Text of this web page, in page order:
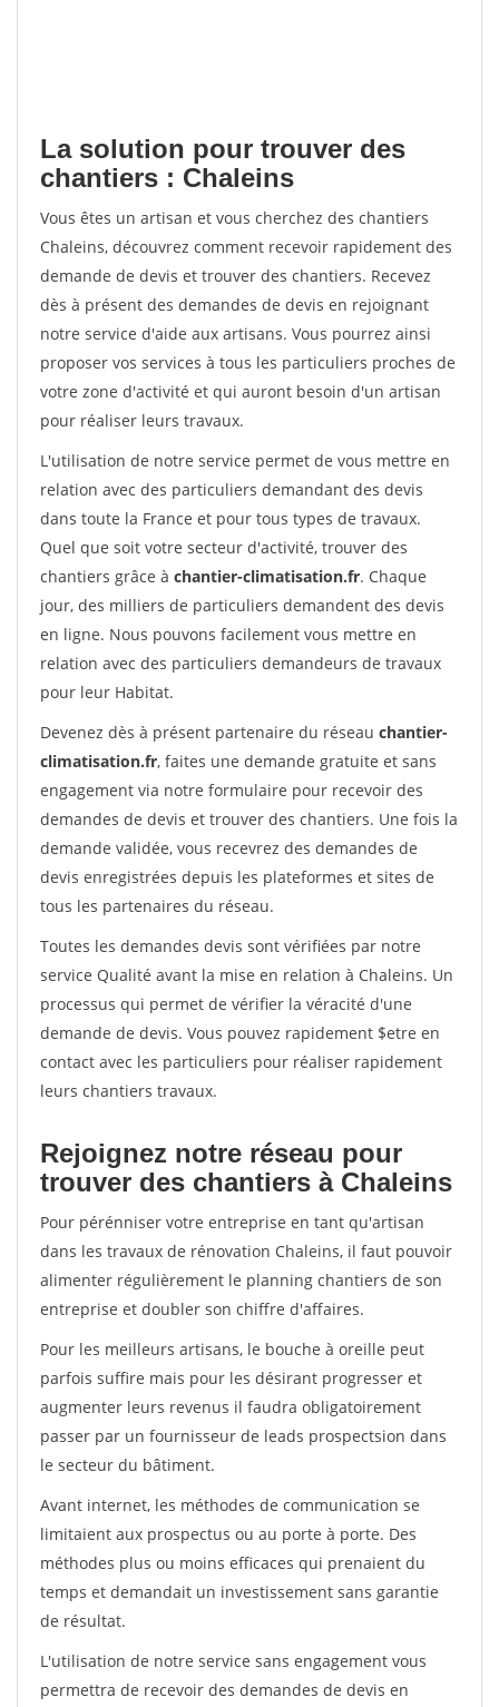
La solution pour trouver des
chantiers : Chaleins
Vous êtes un artisan et vous cherchez des chantiers
Chaleins, découvrez comment recevoir rapidement des
demande de devis et trouver des chantiers. Recevez
dès à présent des demandes de devis en rejoignant
notre service d'aide aux artisans. Vous pourrez ainsi
proposer vos services à tous les particuliers proches de
votre zone d'activité et qui auront besoin d'un artisan
pour réaliser leurs travaux.
L'utilisation de notre service permet de vous mettre en
relation avec des particuliers demandant des devis
dans toute la France et pour tous types de travaux.
Quel que soit votre secteur d'activité, trouver des
chantiers grâce à chantier-climatisation.fr. Chaque
jour, des milliers de particuliers demandent des devis
en ligne. Nous pouvons facilement vous mettre en
relation avec des particuliers demandeurs de travaux
pour leur Habitat.
Devenez dès à présent partenaire du réseau chantier-
climatisation.fr, faites une demande gratuite et sans
engagement via notre formulaire pour recevoir des
demandes de devis et trouver des chantiers. Une fois la
demande validée, vous recevrez des demandes de
devis enregistrées depuis les plateformes et sites de
tous les partenaires du réseau.
Toutes les demandes devis sont vérifiées par notre
service Qualité avant la mise en relation à Chaleins. Un
processus qui permet de vérifier la véracité d'une
demande de devis. Vous pouvez rapidement $etre en
contact avec les particuliers pour réaliser rapidement
leurs chantiers travaux.
Rejoignez notre réseau pour
trouver des chantiers à Chaleins
Pour pérénniser votre entreprise en tant qu'artisan
dans les travaux de rénovation Chaleins, il faut pouvoir
alimenter régulièrement le planning chantiers de son
entreprise et doubler son chiffre d'affaires.
Pour les meilleurs artisans, le bouche à oreille peut
parfois suffire mais pour les désirant progresser et
augmenter leurs revenus il faudra obligatoirement
passer par un fournisseur de leads prospectsion dans
le secteur du bâtiment.
Avant internet, les méthodes de communication se
limitaient aux prospectus ou au porte à porte. Des
méthodes plus ou moins efficaces qui prenaient du
temps et demandait un investissement sans garantie
de résultat.
L'utilisation de notre service sans engagement vous
permettra de recevoir des demandes de devis en